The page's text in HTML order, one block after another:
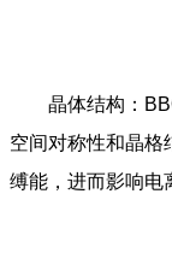
晶体结构：
空间对称性和晶格
缚能，进而影响电